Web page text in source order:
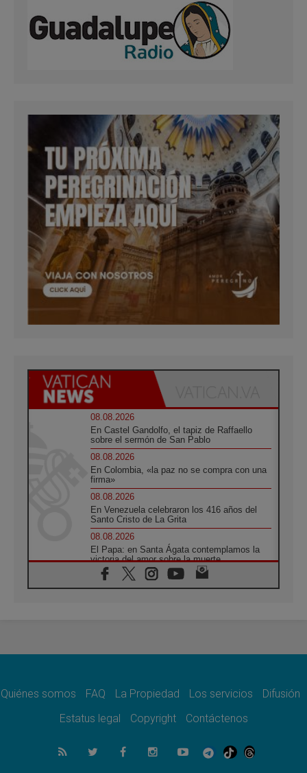
08.08.2026
En Castel Gandolfo, el tapiz de Raffaello
sobre el sermón de San Pablo
08.08.2026
En Colombia, «la paz no se compra con una
firma»
08.08.2026
En Venezuela celebraron los 416 años del
Santo Cristo de La Grita
08.08.2026
El Papa: en Santa Ágata contemplamos la
victoria del amor sobre la muerte
08.08.2026
León XIV visitará el Santuario de la Madre
07.08.2026
07.08.2026
el compromiso del cristiano"
La matanza de niños en Gaza no cesa: 300
muertos en 300 días
Quiénes somos FAQ La Propiedad Los servicios
Difusión
Estatus legal
Copyright Contáctenos